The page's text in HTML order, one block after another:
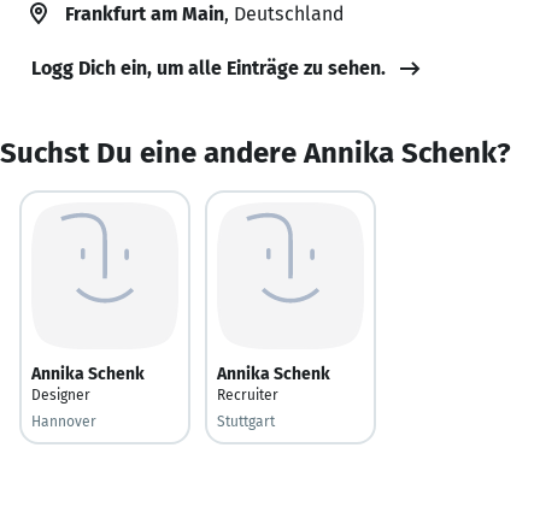
Frankfurt am Main, Deutschland
Logg Dich ein, um alle Einträge zu sehen.
Suchst Du eine andere Annika Schenk?
Annika Schenk
Designer
Hannover
Annika Schenk
Recruiter
Stuttgart